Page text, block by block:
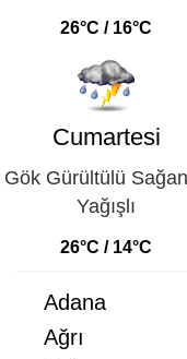
26°C / 16°C
Cumartesi
Gök Gürültülü
Yağışlı
26°C / 14°C
Adana
Ağrı